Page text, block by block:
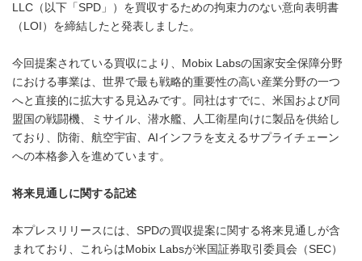
LLC（以下「SPD」）を買収するための拘束力のない意向表明書
（LOI）を締結したと発表しました。
今回提案されている買収により、Mobix Labsの国家安全保障分野
における事業は、世界で最も戦略的重要性の高い産業分野の一つ
へと直接的に拡大する見込みです。同社はすでに、米国および同
盟国の戦闘機、ミサイル、潜水艦、人工衛星向けに製品を供給し
ており、防衛、航空宇宙、AIインフラを支えるサプライチェーン
への本格参入を進めています。
将来見通しに関する記述
本プレスリリースには、SPDの買収提案に関する将来見通しが含
まれており、これらはMobix Labsが米国証券取引委員会（SEC）